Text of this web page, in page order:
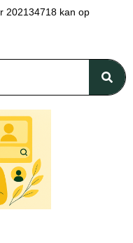
202134718 kan op